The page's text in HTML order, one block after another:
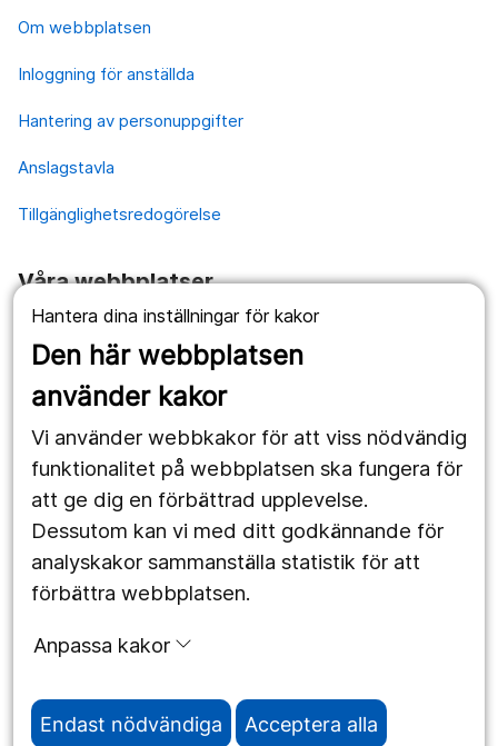
Hantera dina inställningar för kakor
Den här webbplatsen
använder kakor
Vi använder webbkakor för att viss nödvändig
funktionalitet på webbplatsen ska fungera för
att ge dig en förbättrad upplevelse.
Dessutom kan vi med ditt godkännande för
analyskakor sammanställa statistik för att
förbättra webbplatsen.
Anpassa kakor
Endast nödvändiga Acceptera alla
Om webbplatsen
Inloggning för anställda
Hantering av personuppgifter
Anslagstavla
Tillgänglighetsredogörelse
Våra webbplatser
1177.se
Länstrafiken
Utveckling
Följ oss
Facebook